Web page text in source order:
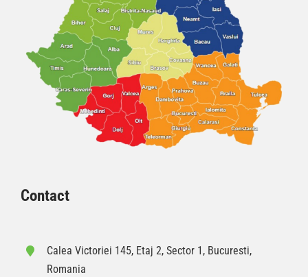
Contact
Calea Victoriei 145, Etaj 2, Sector 1, Bucuresti,
Romania